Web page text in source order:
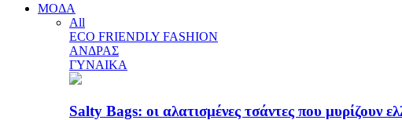
ΜΟΔΑ
All
ECO FRIENDLY FASHION
ΑΝΔΡΑΣ
ΓΥΝΑΙΚΑ
Salty Bags: οι αλατισμένες τσάντες που μυρίζουν